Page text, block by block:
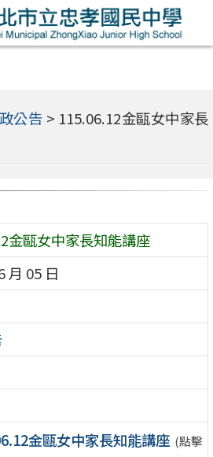
公告 > 115.06.12金甌女中家長
金甌女中家長知能講座
月 05 日
金甌女中家長知能講座 (點擊